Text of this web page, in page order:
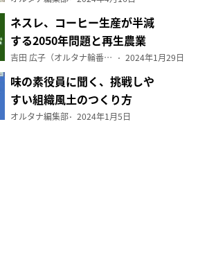
ネスレ、コーヒー生産が半減
する2050年問題と再生農業
（前編）
吉田 広子（オルタナ輪番編集長） 2024年1月29日
味の素役員に聞く、挑戦しや
すい組織風土のつくり方
オルタナ編集部 2024年1月5日